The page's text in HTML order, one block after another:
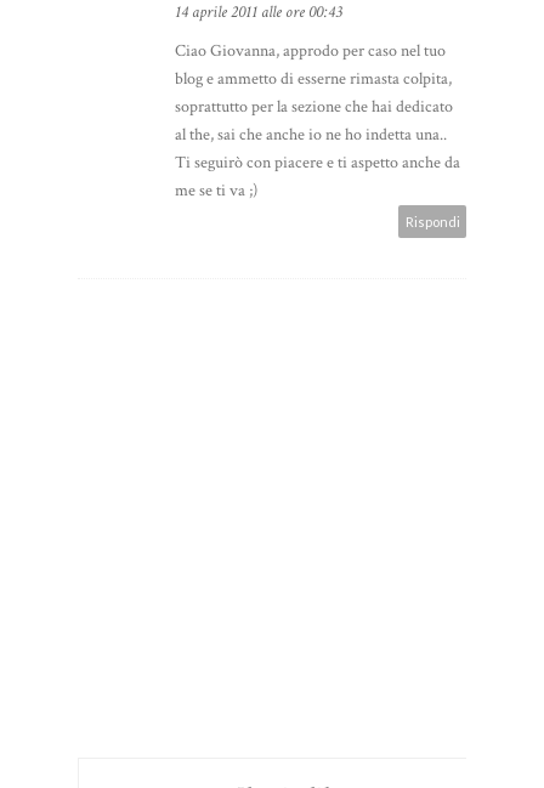
14 aprile 2011 alle ore 00:43
Ciao Giovanna, approdo per caso nel tuo
blog e ammetto di esserne rimasta colpita,
soprattutto per la sezione che hai dedicato
al the, sai che anche io ne ho indetta una..
Ti seguirò con piacere e ti aspetto anche da
me se ti va ;)
Rispondi